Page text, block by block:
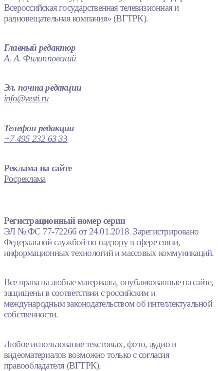
Всероссийская государственная телевизионная и
радиовещательная компания» (ВГТРК).
Главный редактор
А. А. Филипповский
Эл. почта редакции
info@vesti.ru
Телефон редакции
+7 495 232 63 33
Реклама на сайте
Росреклама
Регистрационный номер серии
ЭЛ № ФС 77-72266 от 24.01.2018. Зарегистрировано
Федеральной службой по надзору в сфере связи,
информационных технологий и массовых коммуникаций.
Все права на любые материалы, опубликованные на сайте,
защищены в соответствии с российским и
международным законодательством об интеллектуальной
собственности.
Любое использование текстовых, фото, аудио и
видеоматериалов возможно только с согласия
правообладателя (ВГТРК).